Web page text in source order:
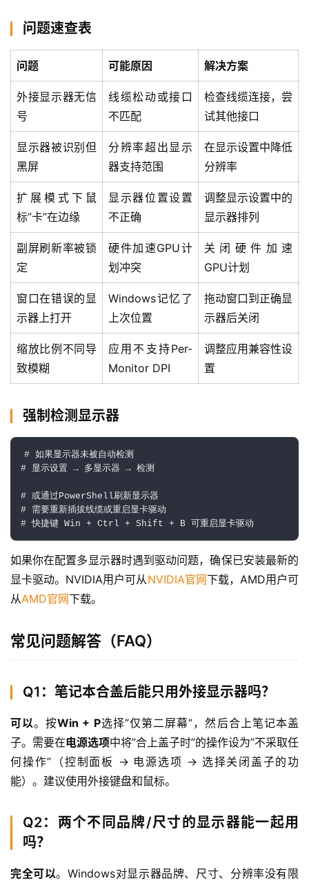
问题速查表
问题 可能原因 解决方案
外接显示器无信
号
线缆松动或接口
不匹配
检查线缆连接，尝
试其他接口
显示器被识别但
黑屏
分辨率超出显示
器支持范围
在显示设置中降低
分辨率
扩展模式下鼠
标”卡”在边缘
显示器位置设置
不正确
调整显示设置中的
显示器排列
副屏刷新率被锁
定
硬件加速GPU计
划冲突
关闭硬件加速
GPU计划
窗口在错误的显
示器上打开
Windows记忆了
上次位置
拖动窗口到正确显
示器后关闭
缩放比例不同导
致模糊
应用不支持Per-
Monitor DPI
调整应用兼容性设
置
强制检测显示器
# 如果显示器未被自动检测
# 显示设置 → 多显示器 → 检测
# 或通过PowerShell刷新显示器
# 需要重新插拔线缆或重启显卡驱动
# 快捷键 Win + Ctrl + Shift + B 可重启显卡驱动
如果你在配置多显示器时遇到驱动问题，确保已安装最新的
显卡驱动。NVIDIA用户可从NVIDIA官网下载，AMD用户可
从AMD官网下载。
常见问题解答（FAQ）
Q1：笔记本合盖后能只用外接显示器吗？
可以。按Win + P选择”仅第二屏幕”，然后合上笔记本盖
子。需要在电源选项中将”合上盖子时”的操作设为”不采取任
何操作”（控制面板 → 电源选项 → 选择关闭盖子的功
能）。建议使用外接键盘和鼠标。
Q2：两个不同品牌/尺寸的显示器能一起用
吗？
完全可以。Windows对显示器品牌、尺寸、分辨率没有限